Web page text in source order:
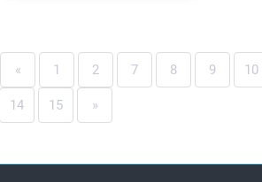
« 1 2 7 8 9 10
14 15 »